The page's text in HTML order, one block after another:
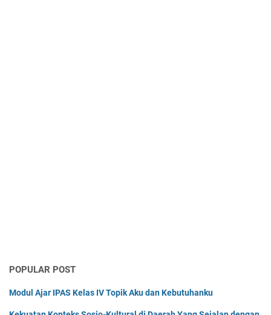
POPULAR POST
Modul Ajar IPAS Kelas IV Topik Aku dan Kebutuhanku